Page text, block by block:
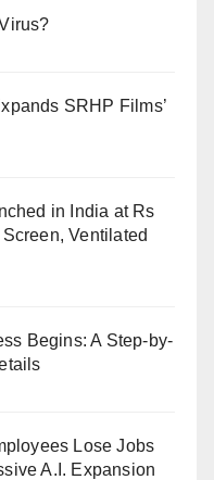
SRHP Films’
in India at Rs
Ventilated
Begins: A Step-by-
Lose Jobs
A.I. Expansion